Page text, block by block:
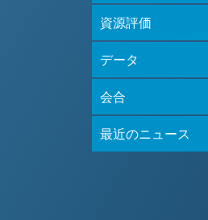
資源評価
データ
会合
最近のニュース